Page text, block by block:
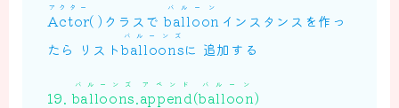
Actor
アクター
( )クラスでballoon
バルーン
インスタンスを作っ
たら リストballoons
バルーンズ
に 追加する
19.balloons
バルーンズ
append
アペンド
(balloon
バルーン
)